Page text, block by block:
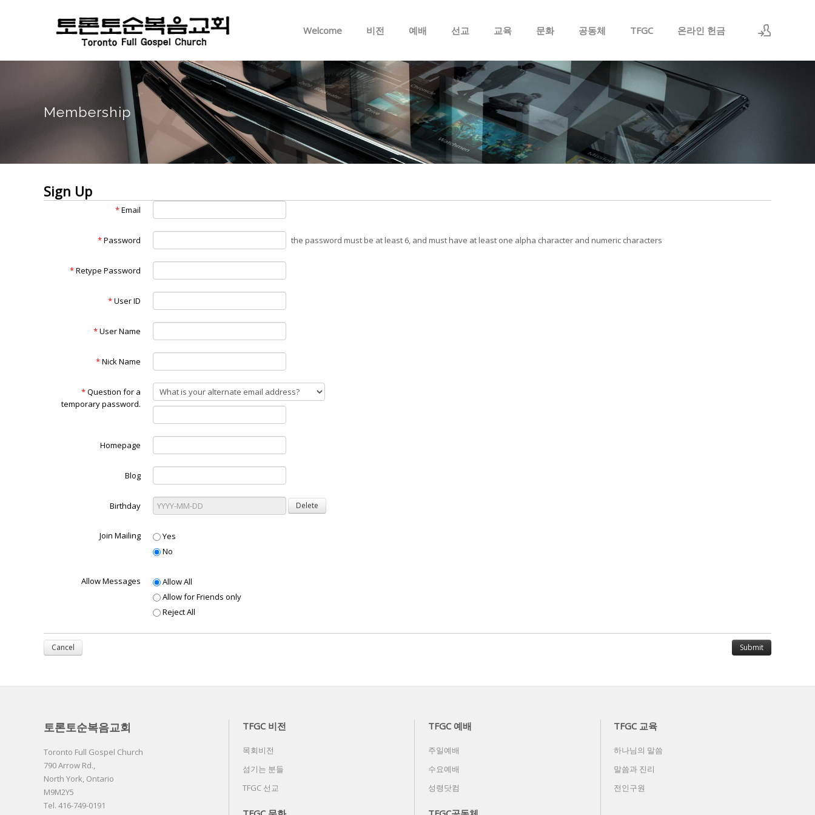
Sign Up
Welcome 비전 예배 선교 교육 문화 공동체 TFGC 온라인 헌금
Membership
Sign Up
*Email
*Password the password must be at least 6, and must have at least one alpha character and numeric characters
*Retype Password
*User ID
*User Name
*Nick Name
*Question for a
temporary password.
Homepage
Blog
Birthday
Join Mailing
Yes
No
Allow Messages
Allow All
Allow for Friends only
Reject All
Cancel
토론토순복음교회
Toronto Full Gospel Church
790 Arrow Rd.,
North York, Ontario
M9M2Y5
Tel. 416-749-0191
TFGC 비전
목회비전
섬기는 분들
TFGC 선교
TFGC 예배
주일예배
수요예배
성령닷컴
TFGC 교육
하나님의 말씀
말씀과 진리
전인구원